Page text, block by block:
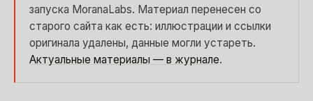
запуска MoranaLabs. Материал перенесен со
старого сайта как есть: иллюстрации и ссылки
оригинала удалены, данные могли устареть.
Актуальные материалы — в журнале.